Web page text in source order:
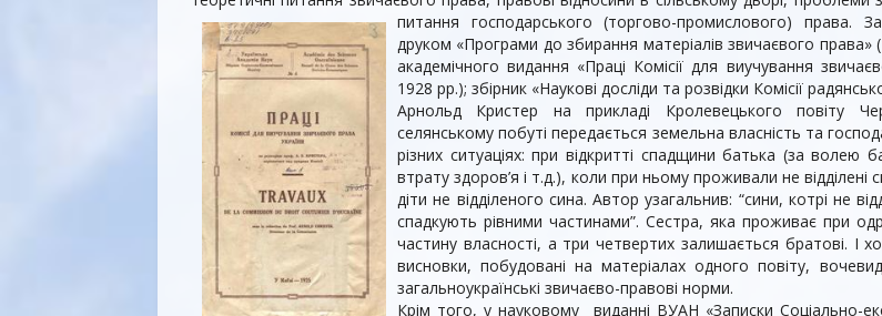
питання господарського (торгово-промислового) права.
друком «Програми до збирання матеріалів звичаєвого права»
академічного видання «Праці Комісії для виучування
1928 рр.); збірник «Наукові досліди та розвідки Комісії
Арнольд Кристер на прикладі Кролевецького повіту
селянському побуті передається земельна власність та
різних ситуаціях: при відкритті спадщини батька (за волею
втрату здоров’я і т.д.), коли при ньому проживали не відділені
діти не відділеного сина. Автор узагальнив: “сини, котрі не
спадкують рівними частинами”. Сестра, яка проживає при
частину власності, а три четвертих залишається братові.
висновки, побудовані на матеріалах одного повіту,
загальноукраїнські звичаєво-правові норми.
Крім того, у науковому виданні ВУАН «Записки Соціально-